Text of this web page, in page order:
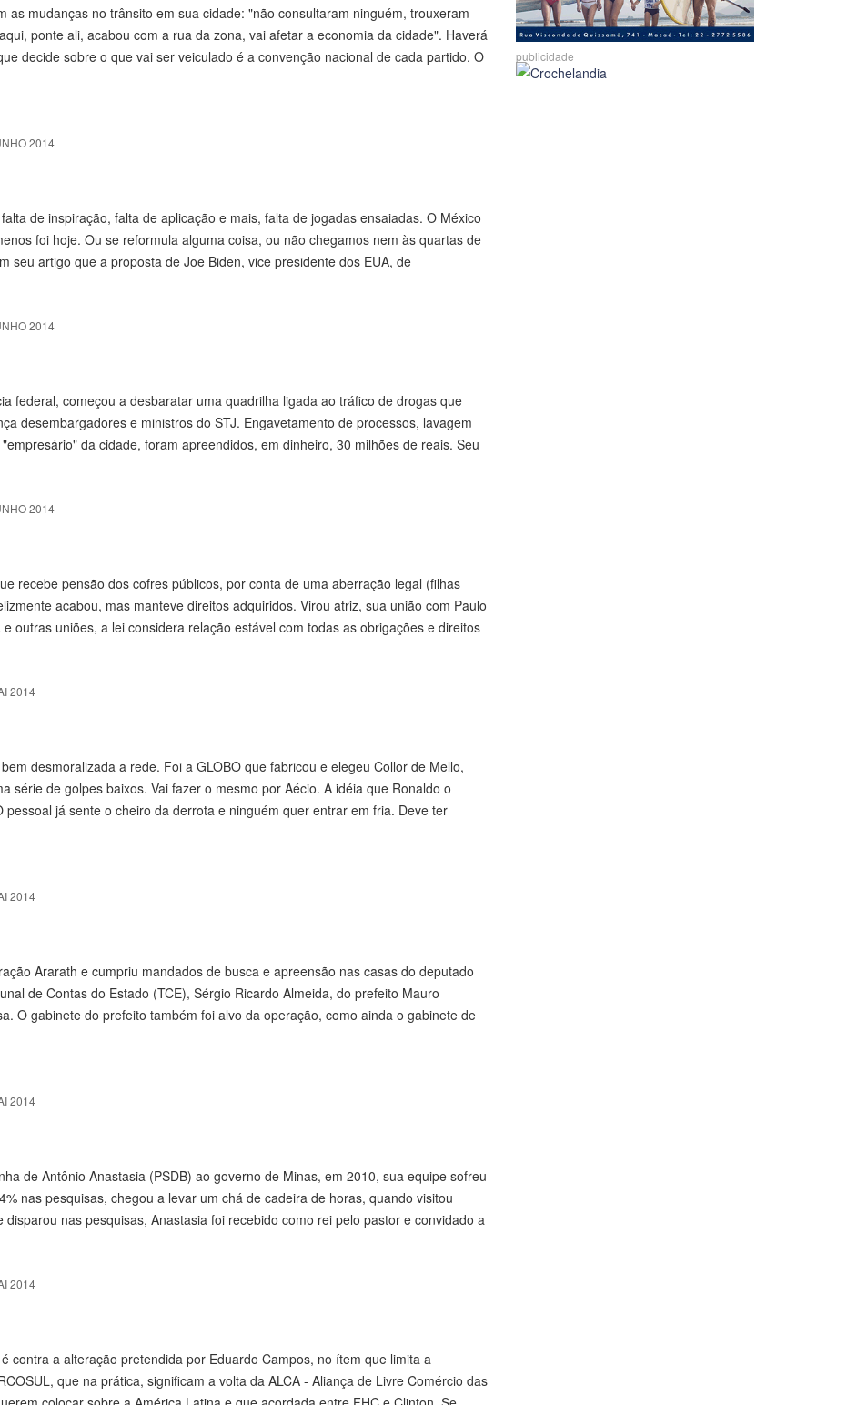
as mudanças no trânsito em sua cidade: "não consultaram ninguém, trouxeram
ponte ali, acabou com a rua da zona, vai afetar a economia da cidade". Haverá
decide sobre o que vai ser veiculado é a convenção nacional de cada partido. O
2014
de inspiração, falta de aplicação e mais, falta de jogadas ensaiadas. O México
foi hoje. Ou se reformula alguma coisa, ou não chegamos nem às quartas de
seu artigo que a proposta de Joe Biden, vice presidente dos EUA, de
2014
federal, começou a desbaratar uma quadrilha ligada ao tráfico de drogas que
desembargadores e ministros do STJ. Engavetamento de processos, lavagem
da cidade, foram apreendidos, em dinheiro, 30 milhões de reais. Seu
2014
recebe pensão dos cofres públicos, por conta de uma aberração legal (filhas
acabou, mas manteve direitos adquiridos. Virou atriz, sua união com Paulo
outras uniões, a lei considera relação estável com todas as obrigações e direitos
2014
desmoralizada a rede. Foi a GLOBO que fabricou e elegeu Collor de Mello,
série de golpes baixos. Vai fazer o mesmo por Aécio. A idéia que Ronaldo o
já sente o cheiro da derrota e ninguém quer entrar em fria. Deve ter
2014
Ararath e cumpriu mandados de busca e apreensão nas casas do deputado
de Contas do Estado (TCE), Sérgio Ricardo Almeida, do prefeito Mauro
O gabinete do prefeito também foi alvo da operação, como ainda o gabinete de
2014
de Antônio Anastasia (PSDB) ao governo de Minas, em 2010, sua equipe sofreu
nas pesquisas, chegou a levar um chá de cadeira de horas, quando visitou
nas pesquisas, Anastasia foi recebido como rei pelo pastor e convidado a
2014
contra a alteração pretendida por Eduardo Campos, no ítem que limita a
que na prática, significam a volta da ALCA - Aliança de Livre Comércio das
publicidade